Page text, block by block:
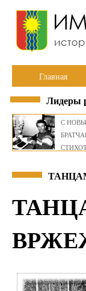
Главная
Лидеры
С
ТАНЦАМ